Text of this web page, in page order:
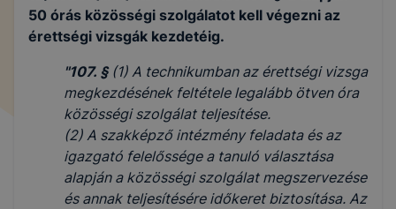
50 órás közösségi szolgálatot kell végezni az
érettségi vizsgák kezdetéig.
"107. §(1) A technikumban az érettségi vizsga
megkezdésének feltétele legalább ötven óra
közösségi szolgálat teljesítése.
(2) A szakképző intézmény feladata és az
igazgató felelőssége a tanuló választása
alapján a közösségi szolgálat megszervezése
és annak teljesítésére időkeret biztosítása. Az